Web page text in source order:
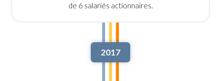
de 6 salariés actionnaires.
2017